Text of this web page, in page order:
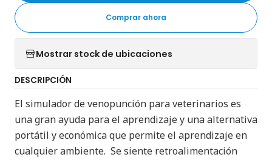
Comprar ahora
Mostrar stock de ubicaciones
DESCRIPCIÓN
El simulador de venopunción para veterinarios es
una gran ayuda para el aprendizaje y una alternativa
portátil y económica que permite el aprendizaje en
cualquier ambiente. Se siente retroalimentación